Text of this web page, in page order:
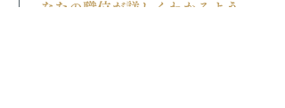
なたの職位が詳しくわかるよう